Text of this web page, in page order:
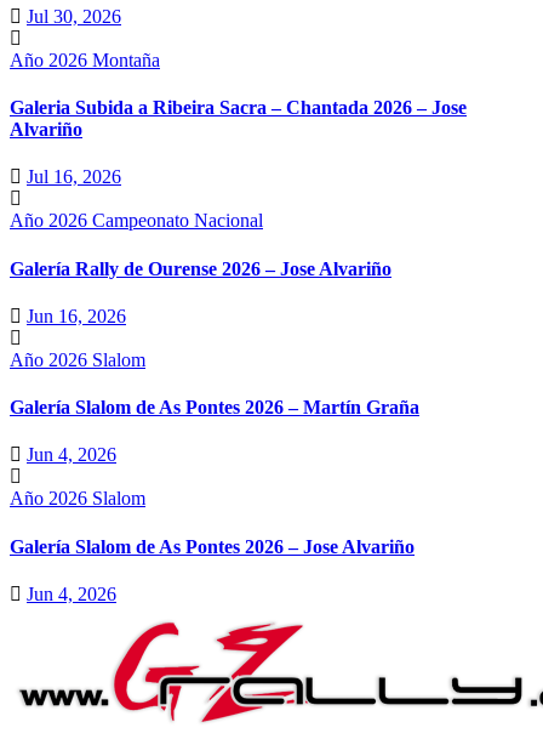
Jul 30, 2026
Año 2026 Montaña
Galeria Subida a Ribeira Sacra – Chantada 2026 – Jose
Alvariño
Jul 16, 2026
Año 2026 Campeonato Nacional
Galería Rally de Ourense 2026 – Jose Alvariño
Jun 16, 2026
Año 2026 Slalom
Galería Slalom de As Pontes 2026 – Martín Graña
Jun 4, 2026
Año 2026 Slalom
Galería Slalom de As Pontes 2026 – Jose Alvariño
Jun 4, 2026